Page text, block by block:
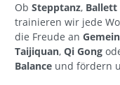
Ob Stepptanz, Ballett
trainieren wir jede
die Freude an
Taijiquan, Qi Gong
Balance und fördern